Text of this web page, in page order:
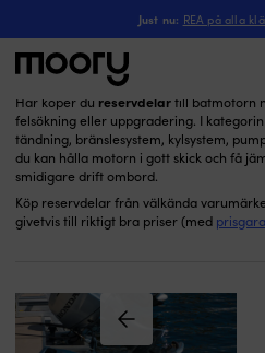
Just nu: REA på alla
Sök
efter:
Reservdelar
Här köper du reservdelartill båtmotorn
felsökning eller uppgradering. I
tändning, bränslesystem, kylsystem,
du kan hålla motorn i gott skick och få
smidigare drift ombord.
Köp reservdelar från välkända
givetvis till riktigt bra priser (med